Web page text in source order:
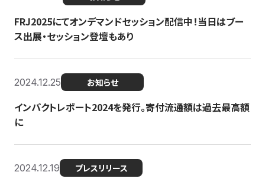
FRJ2025にてオンデマンドセッション配信中！当日はブー
ス出展・セッション登壇もあり
2024.12.25 お知らせ
インパクトレポート2024を発行。寄付流通額は過去最高額
に
2024.12.19 プレスリリース